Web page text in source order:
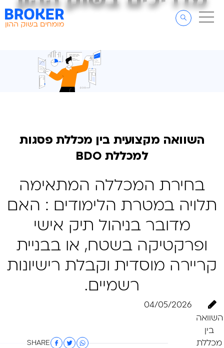
דלג לסרגל הניווט
דלג לתוכן
השוואה מקצועית בין מכללת פסגות
למכללת BDO
בחירת המכללה המתאימה
תלויה במטרת הלימודים : האם
מדובר בניהול תיק אישי
ופרקטיקה בשטח, או בבניית
קריירה מוסדית וקבלת רישיונות
רשמיים.
השוואה
בין
מכללת
04/05/2026
SHARE